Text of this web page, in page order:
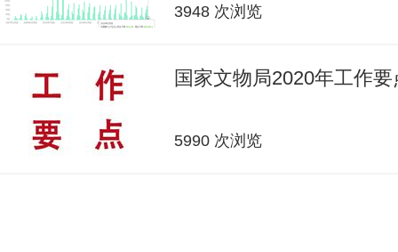
3948 次浏览
国家文物局2020年工作要
5990 次浏览